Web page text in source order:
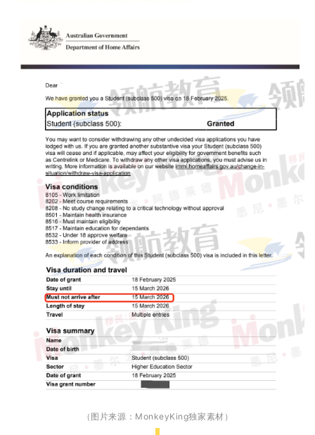
（图片来源：MonkeyKing独家素材）